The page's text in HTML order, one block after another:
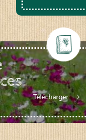
Télécharger